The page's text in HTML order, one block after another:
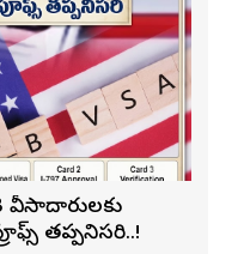
వీసాదారులకు
తప్పనిసరి..!